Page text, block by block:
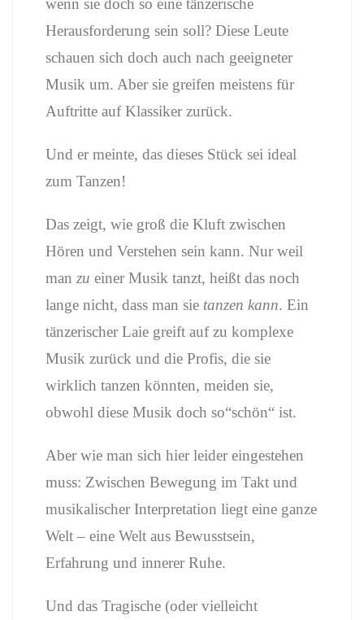
wenn sie doch so eine tänzerische
Herausforderung sein soll? Diese Leute
schauen sich doch auch nach geeigneter
Musik um. Aber sie greifen meistens für
Auftritte auf Klassiker zurück.
Und er meinte, das dieses Stück sei ideal
zum Tanzen!
Das zeigt, wie groß die Kluft zwischen
Hören und Verstehen sein kann. Nur weil
man zu einer Musik tanzt, heißt das noch
lange nicht, dass man sie tanzen kann. Ein
tänzerischer Laie greift auf zu komplexe
Musik zurück und die Profis, die sie
wirklich tanzen könnten, meiden sie,
obwohl diese Musik doch so“schön“ ist.
Aber wie man sich hier leider eingestehen
muss: Zwischen Bewegung im Takt und
musikalischer Interpretation liegt eine ganze
Welt – eine Welt aus Bewusstsein,
Erfahrung und innerer Ruhe.
Und das Tragische (oder vielleicht